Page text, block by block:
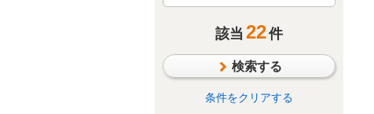
該当 22件
検索する
条件をクリアする